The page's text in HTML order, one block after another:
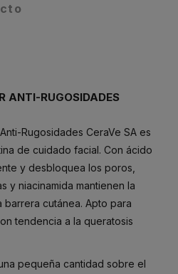
ANTI-RUGOSIDADES
Rugosidades CeraVe SA es
de cuidado facial. Con ácido
y desbloquea los poros,
y niacinamida mantienen la
cutánea. Apto para
tendencia a la queratosis
pequeña cantidad sobre el